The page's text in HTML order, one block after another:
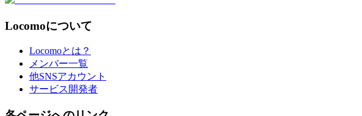
Locomoについて
Locomoとは？
メンバー一覧
他SNSアカウント
サービス開発者